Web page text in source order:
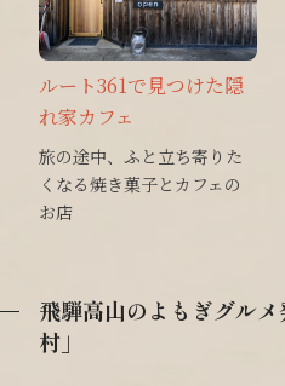
ルート361で見つけた隠
れ家カフェ
旅の途中、ふと立ち寄りた
くなる焼き菓子とカフェの
お店
飛騨高山のよもぎグル
村」